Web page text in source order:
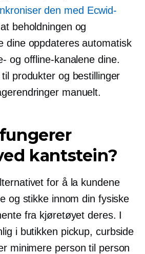
den med Ecwid-
beholdningen og
dine oppdateres automatisk
og offline-kanalene dine.
produkter og bestillinger
manuelt.
kantstein?
for å la kundene
og stikke innom din fysiske
fra kjøretøyet deres. I
i butikken pickup, curbside
minimere person til person